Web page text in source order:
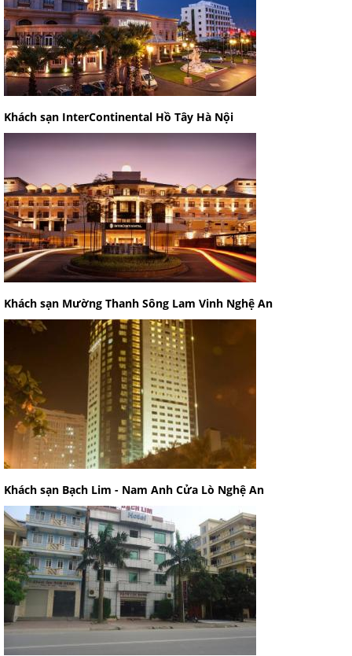
Khách sạn InterContinental Hồ Tây Hà Nội
Khách sạn Mường Thanh Sông Lam Vinh Nghệ An
Khách sạn Bạch Lim - Nam Anh Cửa Lò Nghệ An